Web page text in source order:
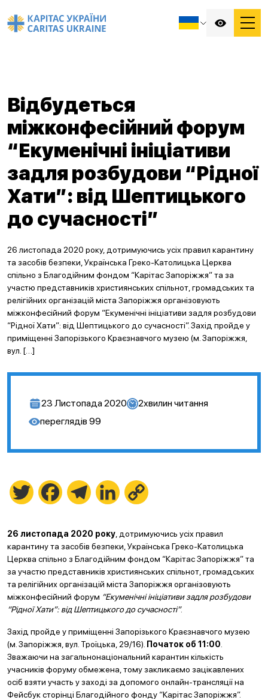
Відбудеться
міжконфесійний форум
“Екуменічні ініціативи
задля розбудови “Рідної
Хати”: від Шептицького
до сучасності”
26 листопада 2020 року, дотримуючись усіх правил карантину
та засобів безпеки, Українська Греко-Католицька Церква
спільно з Благодійним фондом “Карітас Запоріжжя” та за
участю представників християнських спільнот, громадських та
релігійних організацій міста Запоріжжя організовують
міжконфесійний форум “Екуменічні ініціативи задля розбудови
“Рідної Хати”: від Шептицького до сучасності”. Захід пройде у
приміщенні Запорізького Краєзнавчого музею (м. Запоріжжя,
вул. […]
23 Листопада 2020 2хвилин читання
переглядів 99
Twitter FacebookTelegramLinkedIn
26 листопада 2020 року , дотримуючись усіх правил
карантину та засобів безпеки, Українська Греко-Католицька
Церква спільно з Благодійним фондом “Карітас Запоріжжя” та
за участю представників християнських спільнот, громадських
та релігійних організацій міста Запоріжжя організовують
міжконфесійний форум “Екуменічні ініціативи задля розбудови
“Рідної Хати”: від Шептицького до сучасності”.
Захід пройде у приміщенні Запорізького Краєзнавчого музею
(м. Запоріжжя, вул. Троїцька, 29/16). Початок об 11:00
Зважаючи на загальнонаціональний карантин кількість
учасників форуму обмежена, тому закликаємо зацікавлених
осіб взяти участь у заході за допомого онлайн-трансляції на
Фейсбук сторінці Благодійного фонду “Карітас Запоріжжя”.